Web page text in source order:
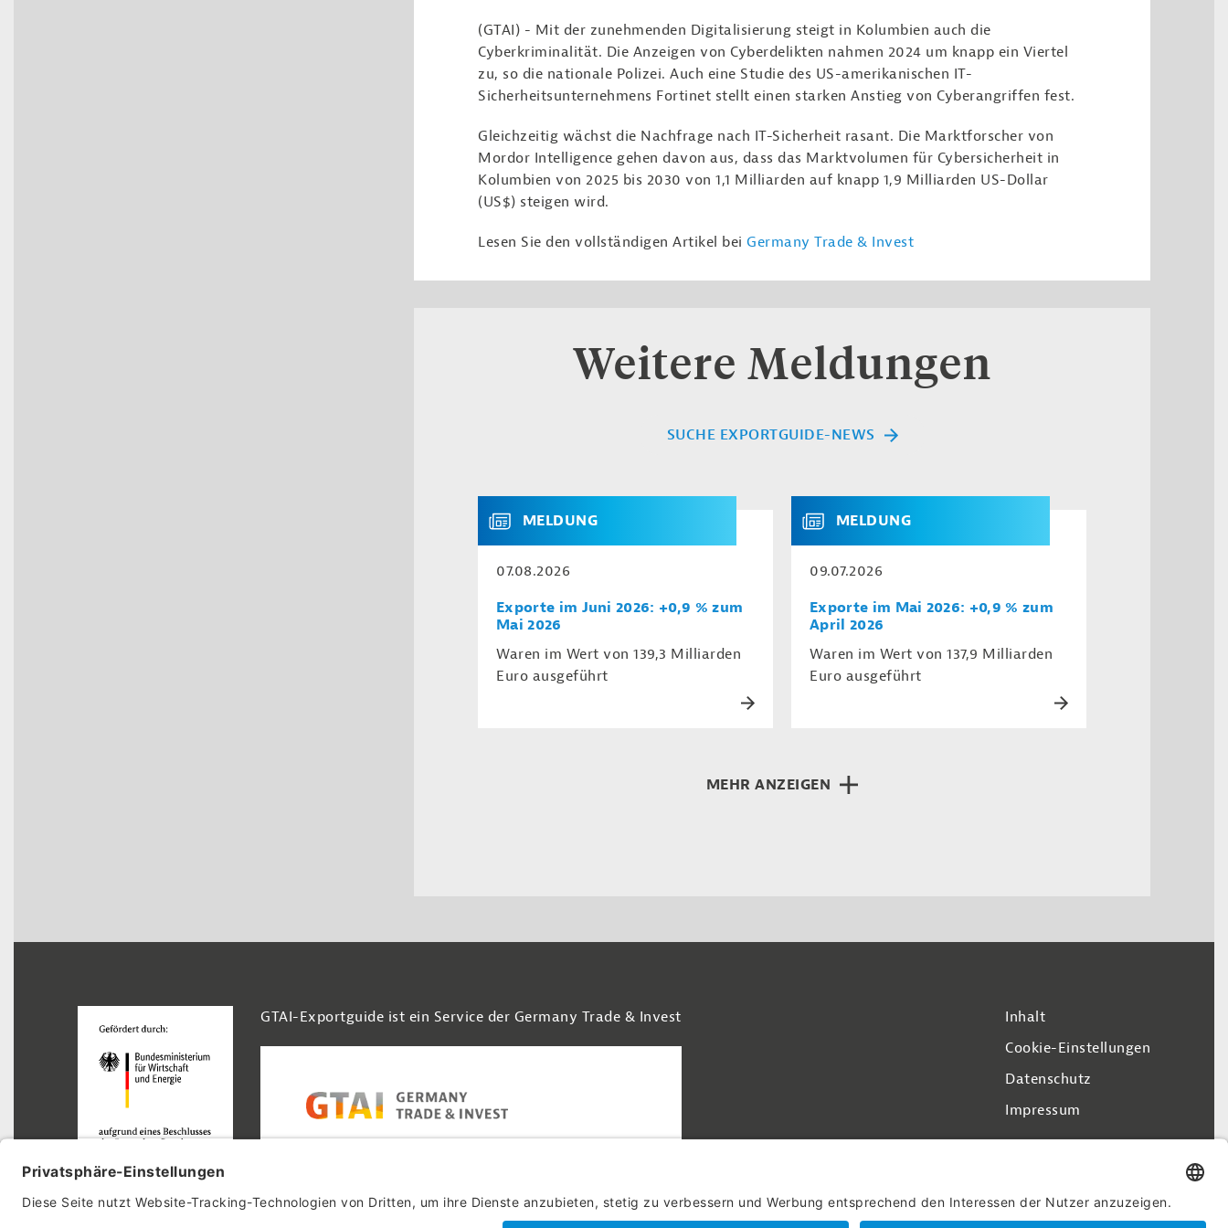
(GTAI) - Mit der zunehmenden Digitalisierung steigt in Kolumbien auch die
Cyberkriminalität. Die Anzeigen von Cyberdelikten nahmen 2024 um knapp ein Viertel
zu, so die nationale Polizei. Auch eine Studie des US-amerikanischen IT-
Sicherheitsunternehmens Fortinet stellt einen starken Anstieg von Cyberangriffen fest.
Gleichzeitig wächst die Nachfrage nach IT-Sicherheit rasant. Die Marktforscher von
Mordor Intelligence gehen davon aus, dass das Marktvolumen für Cybersicherheit in
Kolumbien von 2025 bis 2030 von 1,1 Milliarden auf knapp 1,9 Milliarden US-Dollar
(US$) steigen wird.
Lesen Sie den vollständigen Artikel bei Germany Trade & Invest
Weitere Meldungen
SUCHE EXPORTGUIDE-NEWS
MELDUNG
07.08.2026
Exporte im Juni 2026: +0,9 % zum
Mai 2026
Waren im Wert von 139,3 Milliarden
Euro ausgeführt
MELDUNG
09.07.2026
Exporte im Mai 2026: +0,9 % zum
April 2026
Waren im Wert von 137,9 Milliarden
Euro ausgeführt
MEHR ANZEIGEN
GTAI-Exportguide ist ein Service der Germany Trade & Invest
Footer Navigation
Inhalt
Cookie-Einstellungen
Datenschutz
Impressum